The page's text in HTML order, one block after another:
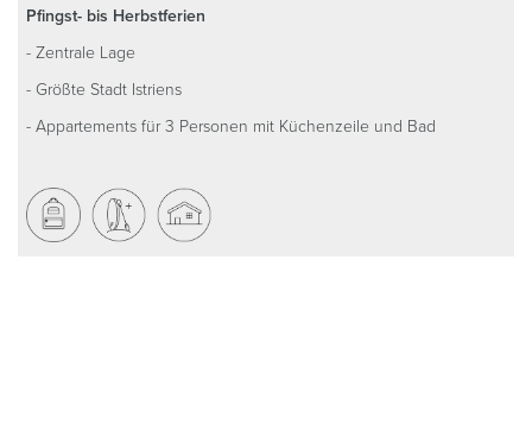
Pfingst- bis Herbstferien
- Zentrale Lage
- Größte Stadt Istriens
- Appartements für 3 Personen mit Küchenzeile und Bad